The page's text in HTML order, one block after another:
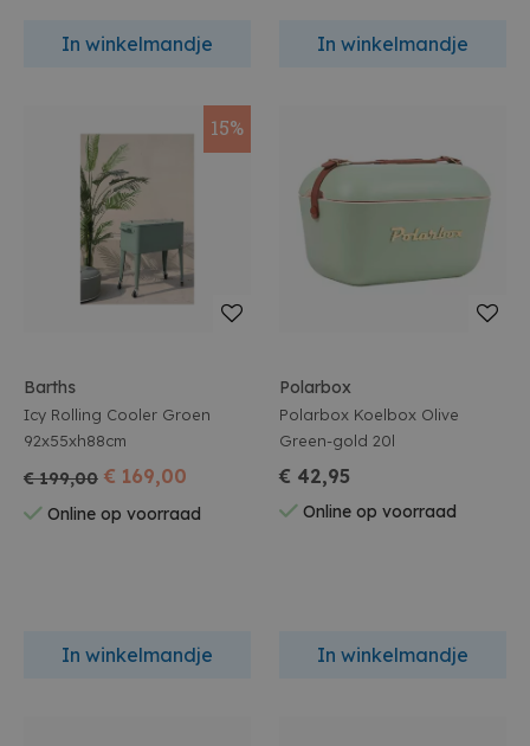
In winkelmandje In winkelmandje
15%
Barths
Icy Rolling Cooler Groen
92x55xh88cm
€ 199,00 € 169,00
Online op voorraad
In winkelmandje
Polarbox
Polarbox Koelbox Olive
Green-gold 20l
€ 42,95
Online op voorraad
In winkelmandje